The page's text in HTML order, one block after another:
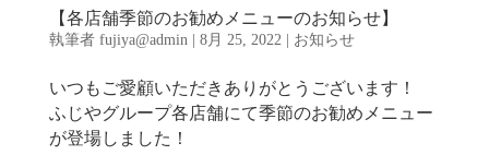
【各店舗季節のお勧めメニューのお知らせ】
執筆者 fujiya@admin| 8月 25, 2022| お知らせ
いつもご愛顧いただきありがとうございます！
ふじやグループ各店舗にて季節のお勧めメニュー
が登場しました！